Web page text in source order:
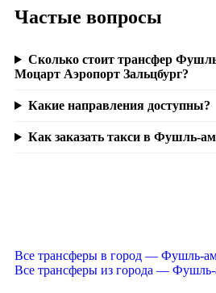
Частые вопросы
Сколько стоит трансфер
Моцарт Аэропорт Зальцбург?
Какие направления доступны?
Как заказать такси в Фушль-
Все трансферы в город — Фушль-
Все трансферы из города —